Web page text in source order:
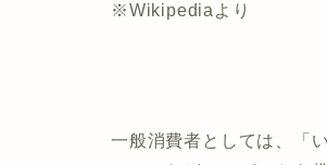
※Wikipediaより
一般消費者としては、「